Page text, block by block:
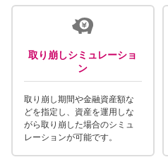
取り崩しシミュレーショ
ン
取り崩し期間や金融資産額な
どを指定し、資産を運用しな
がら取り崩した場合のシミュ
レーションが可能です。